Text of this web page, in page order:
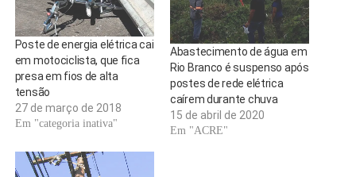
Poste de energia elétrica cai
em motociclista, que fica
presa em fios de alta
tensão
27 de março de 2018
Em "categoria inativa"
Abastecimento de água em
Rio Branco é suspenso após
postes de rede elétrica
caírem durante chuva
15 de abril de 2020
Em "ACRE"